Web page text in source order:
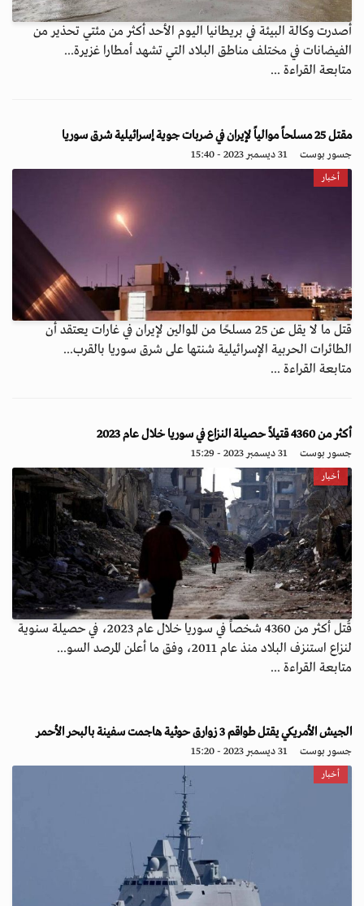
أصدرت وكالة البيئة في بريطانيا اليوم الأحد أكثر من مئتي تحذير من
الفيضانات في مختلف مناطق البلاد التي تشهد أمطارا غزيرة...
متابعة القراءة ...
مقتل 25 مسلحاً موالياً لإيران في ضربات جوية إسرائيلية شرق سوريا
جسور بوست 31 ديسمبر 2023 - 15:40
أخبار
قتل ما لا يقل عن 25 مسلحًا من الموالين لإيران في غارات يعتقد أن
الطائرات الحربية الإسرائيلية شنتها على شرق سوريا بالقرب...
متابعة القراءة ...
أكثر من 4360 قتيلاً حصيلة النزاع في سوريا خلال عام 2023
جسور بوست 31 ديسمبر 2023 - 15:29
أخبار
قُتل أكثر من 4360 شخصاً في سوريا خلال عام 2023، في حصيلة سنوية
لنزاع استنزف البلاد منذ عام 2011، وفق ما أعلن المرصد السو...
متابعة القراءة ...
الجيش الأمريكي يقتل طواقم 3 زوارق حوثية هاجمت سفينة بالبحر الأحمر
جسور بوست 31 ديسمبر 2023 - 15:20
أخبار